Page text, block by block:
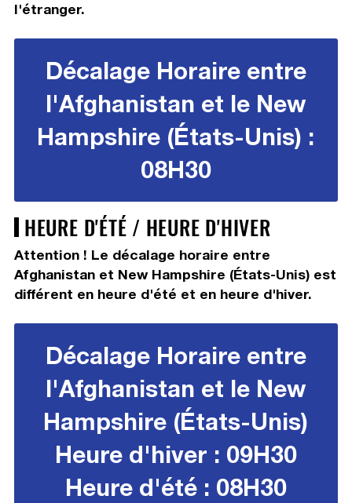
l'étranger.
Décalage Horaire entre
l'Afghanistan et le New
Hampshire (États-Unis) :
08H30
HEURE D'ÉTÉ / HEURE D'HIVER
Attention ! Le décalage horaire entre
Afghanistan et New Hampshire (États-Unis) est
différent en heure d'été et en heure d'hiver.
Décalage Horaire entre
l'Afghanistan et le New
Hampshire (États-Unis)
Heure d'hiver : 09H30
Heure d'été : 08H30